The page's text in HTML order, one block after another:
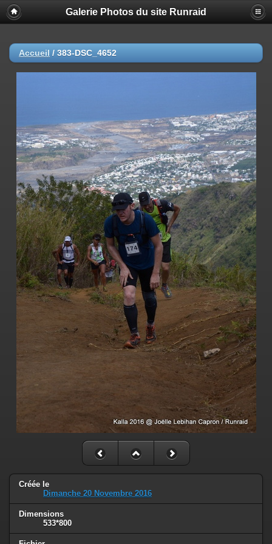
Galerie Photos du site Runraid
Accueil / 383-DSC_4652
Créée le
Dimanche 20 Novembre 2016
Dimensions
533*800